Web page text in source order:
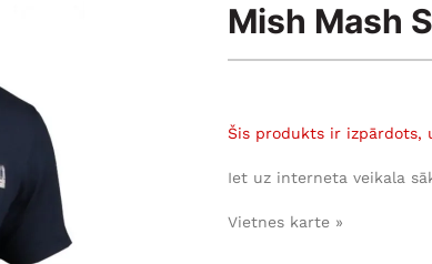
Mish Mash
Šis produkts ir izpārdots,
Iet uz interneta veikala
Vietnes karte »